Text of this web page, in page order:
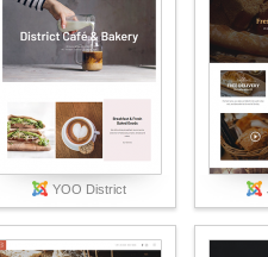
YOO District